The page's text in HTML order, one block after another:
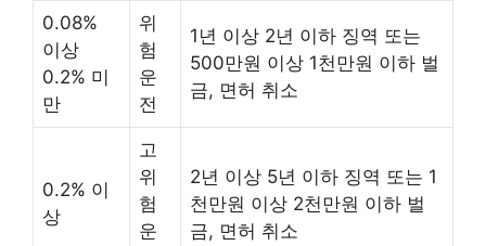
0.08%
이상
0.2% 미
만
위
험
운
전
1년 이상 2년 이하 징역 또는
500만원 이상 1천만원 이하 벌
금, 면허 취소
0.2% 이
상
고
위
험
운
2년 이상 5년 이하 징역 또는 1
천만원 이상 2천만원 이하 벌
금, 면허 취소